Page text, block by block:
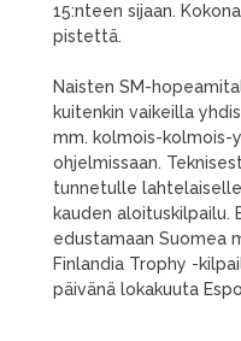
15:nteen sijaan.
pistettä.
Naisten SM-
kuitenkin vaikeilla
mm. kolmois-kolmois-
ohjelmissaan.
tunnetulle
kauden aloituskilpailu.
edustamaan Suomea
Finlandia Trophy -
päivänä lokakuuta